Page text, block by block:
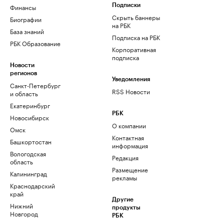
Финансы
Биографии
База знаний
РБК Образование
Новости
регионов
Санкт-Петербург
и область
Екатеринбург
Новосибирск
Омск
Башкортостан
Вологодская
область
Калининград
Краснодарский
край
Нижний
Новгород
Подписки
Скрыть баннеры
на РБК
Подписка на РБК
Корпоративная
подписка
Уведомления
RSS Новости
РБК
О компании
Контактная
информация
Редакция
Размещение
рекламы
Другие
продукты
РБК